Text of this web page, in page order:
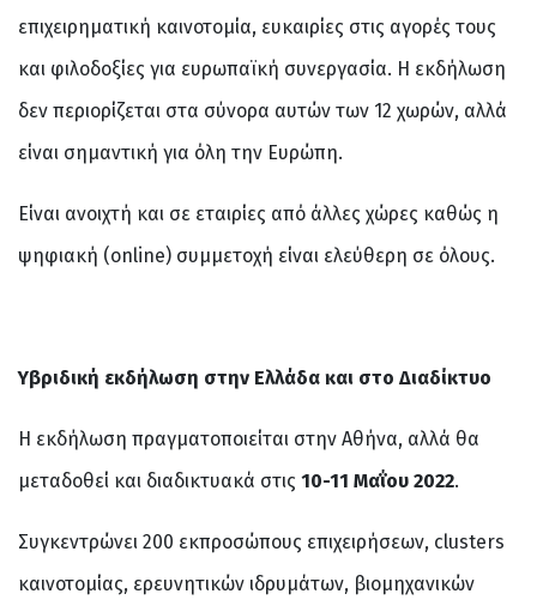
επιχειρηματική καινοτομία, ευκαιρίες στις αγορές τους
και φιλοδοξίες για ευρωπαϊκή συνεργασία. Η εκδήλωση
δεν περιορίζεται στα σύνορα αυτών των 12 χωρών, αλλά
είναι σημαντική για όλη την Ευρώπη.
Είναι ανοιχτή και σε εταιρίες από άλλες χώρες καθώς η
ψηφιακή (online) συμμετοχή είναι ελεύθερη σε όλους.
Υβριδική εκδήλωση στην Ελλάδα και στο Διαδίκτυο
Η εκδήλωση πραγματοποιείται στην Αθήνα, αλλά θα
μεταδοθεί και διαδικτυακά στις 10-11 Μαΐου 2022.
Συγκεντρώνει 200 εκπροσώπους επιχειρήσεων, clusters
καινοτομίας, ερευνητικών ιδρυμάτων, βιομηχανικών